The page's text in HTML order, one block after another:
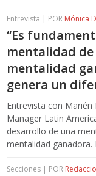
Entrevista | POR Mónica
“Es
mentalidad
mentalidad
genera un
Entrevista con Marién
Manager Latin
desarrollo de una
mentalidad ganadora.
Secciones | POR